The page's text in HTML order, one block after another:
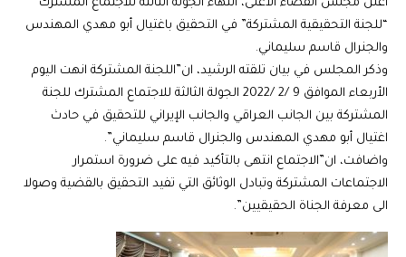
اعلن مجلس القضاء الاعلى، انتهاء الجولة الثالثة للاجتماع المشترك
“للجنة التحقيقية المشتركة” في التحقيق باغتيال أبو مهدي المهندس
والجنرال قاسم سليماني.
وذكر المجلس في بيان تلقته الرشيد، ان”اللجنة المشتركة انهت اليوم
الأربعاء الموافق 9 /2 /2022 الجولة الثالثة للاجتماع المشترك للجنة
المشتركة بين الجانب العراقي والجانب الإيراني للتحقيق في حادث
اغتيال أبو مهدي المهندس والجنرال قاسم سليماني”.
واضافت، ان”الاجتماع انتهى بالتأكيد فيه على ضرورة استمرار
الاجتماعات المشتركة وتبادل الوثائق التي تفيد التحقيق بالقضية وصولا
الى معرفة الجناة الحقيقيين”.